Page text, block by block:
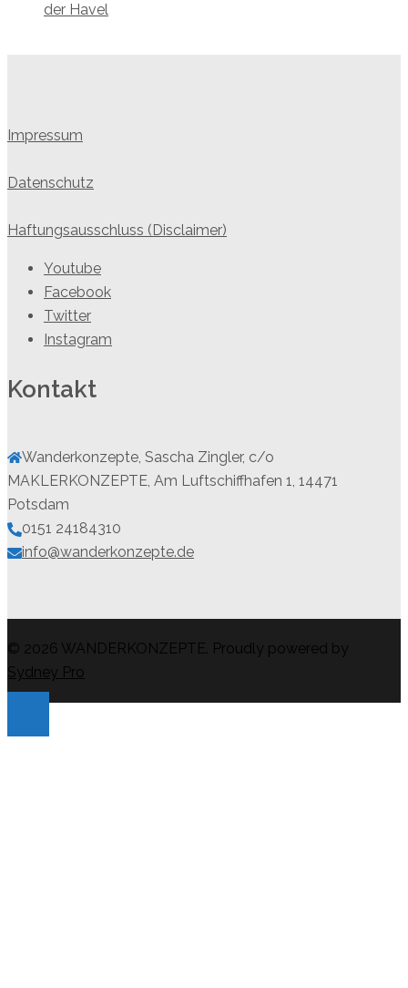
der Havel
Impressum
Datenschutz
Haftungsausschluss (Disclaimer)
Youtube
Facebook
Twitter
Instagram
Kontakt
Wanderkonzepte, Sascha Zingler, c/o
MAKLERKONZEPTE, Am Luftschiffhafen 1, 14471
Potsdam
0151 24184310
info@wanderkonzepte.de
© 2026 WANDERKONZEPTE. Proudly powered by
Sydney Pro